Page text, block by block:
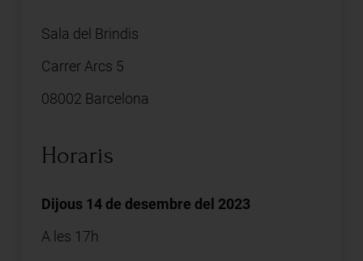
Sala del Brindis
Carrer Arcs 5
08002 Barcelona
Horaris
Dijous 14 de desembre del 2023
A les 17h